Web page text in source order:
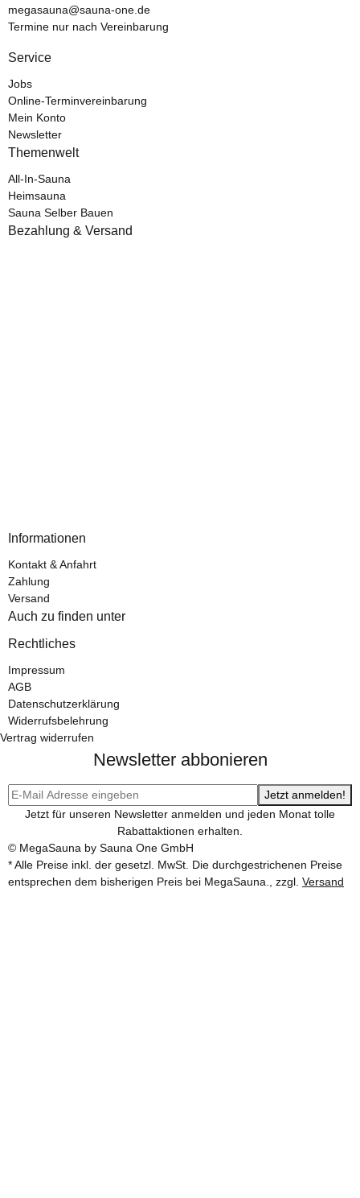
megasauna@sauna-one.de
Termine nur nach Vereinbarung
Service
Jobs
Online-Terminvereinbarung
Mein Konto
Newsletter
Themenwelt
All-In-Sauna
Heimsauna
Sauna Selber Bauen
Bezahlung & Versand
Informationen
Kontakt & Anfahrt
Zahlung
Versand
Auch zu finden unter
Rechtliches
Impressum
AGB
Datenschutzerklärung
Widerrufsbelehrung
Vertrag widerrufen
Newsletter abbonieren
Jetzt anmelden!
Jetzt für unseren Newsletter anmelden und jeden Monat tolle
Rabattaktionen erhalten.
© MegaSauna by Sauna One GmbH
* Alle Preise inkl. der gesetzl. MwSt. Die durchgestrichenen Preise
entsprechen dem bisherigen Preis bei MegaSauna., zzgl. Versand